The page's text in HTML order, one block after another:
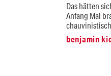
Das hätten
Anfang Mai
benjamin